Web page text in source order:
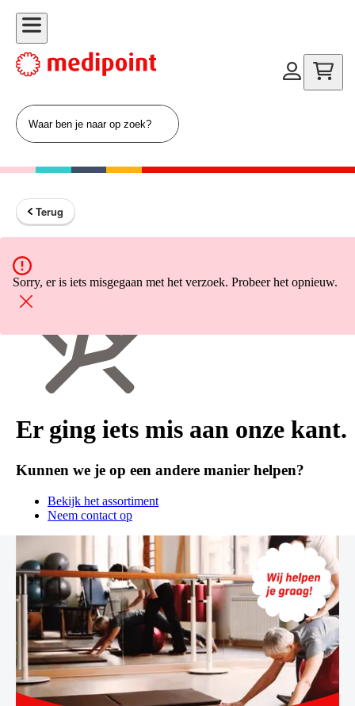
Terug
Sorry, er is iets misgegaan met het verzoek. Probeer het opnieuw.
Er ging iets mis aan onze kant.
Kunnen we je op een andere manier helpen?
Bekijk het assortiment
Neem contact op